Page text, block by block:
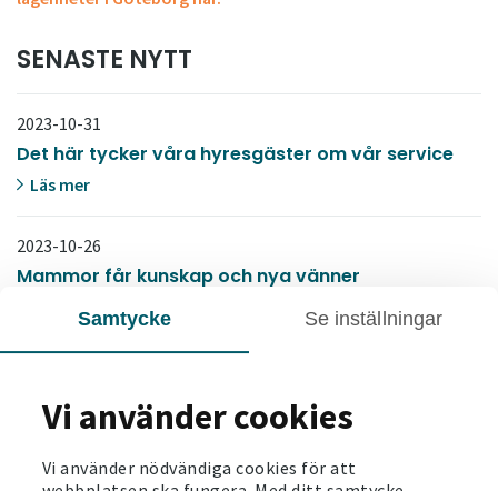
Samtycke Se inställningar
Vi använder cookies
Vi använder nödvändiga cookies för att
SENASTE NYTT
2023-10-31
Det här tycker våra hyresgäster om vår service
Läs mer
2023-10-26
Mammor får kunskap och nya vänner
Så här arbetar Södertälje med vårt
miljövärdsprogram